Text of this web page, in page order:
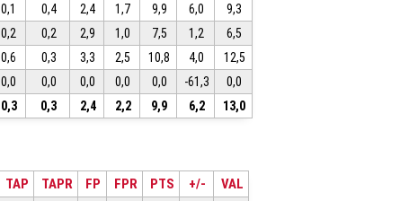
0,1 0,4 2,4 1,7 9,9 6,0
9,3
0,2 0,2 2,9 1,0 7,5 1,2
6,5
0,6 0,3 3,3 2,5 10,8 4,0
12,5
0,0 0,0 0,0 0,0 0,0 -61,3
0,0
0,3 0,3 2,4 2,2 9,9 6,2 13,0
TAP TAPR FP FPR PTS +/- VAL